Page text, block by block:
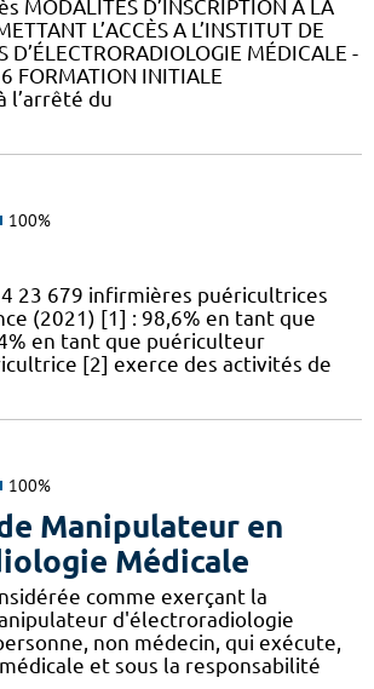
MODALITÉS D’INSCRIPTION A LA
L’ACCÈS A L’INSTITUT DE
D’ÉLECTRORADIOLOGIE MÉDICALE -
FORMATION INITIALE
l’arrêté du
100%
23 679 infirmières puéricultrices
(2021) [1] : 98,6% en tant que
en tant que puériculteur
[2] exerce des activités de
100%
Manipulateur en
Médicale
comme exerçant la
d'électroradiologie
non médecin, qui exécute,
et sous la responsabilité